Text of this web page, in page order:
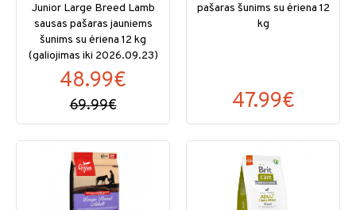
Junior Large Breed Lamb
sausas pašaras jauniems
šunims su ėriena 12 kg
(galiojimas iki 2026.09.23)
48.99€
69.99€
pašaras šunims su ėriena 12
kg
47.99€